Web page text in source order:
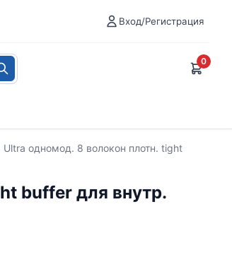
Вход/Регистрация
0
одномод. 8 волокон плотн. tight
buffer для внутр.